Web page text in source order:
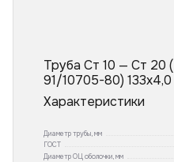
Труба Ст 10 — Ст 20
91/10705-80)
Характеристики
Диаметр трубы, мм
ГОСТ
Диаметр ОЦ оболочки, мм